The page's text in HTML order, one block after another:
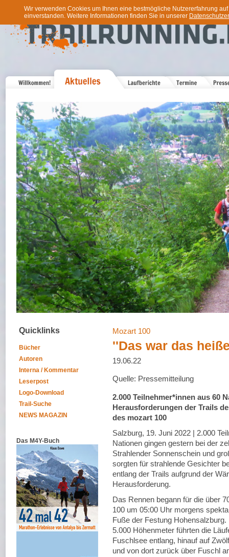
Wir verwenden Cookies um Ihnen eine bestmögliche Nutzererfahrung
einverstanden. Weitere Informationen finden Sie in unserer
Quicklinks
Bücher
Autoren
Interna / Kommentar
Leserpost
Logo-Download
Trail-Suche
NEWS MAGAZIN
Das M4Y-Buch
Mozart 100
''Das war das
19.06.22
Quelle: Pressemitteilung
2.000 Teilnehmer*innen aus 60
Herausforderungen der Trails
des mozart 100
Salzburg, 19. Juni 2022 | 2.000
Nationen gingen gestern bei der
Strahlender Sonnenschein und
sorgten für strahlende Gesichter
entlang der Trails aufgrund der
Herausforderung.
Das Rennen begann für die über
100 um 05:00 Uhr morgens
Fuße der Festung
5.000 Höhenmeter führten die
Fuschlsee entlang, hinauf auf
und von dort zurück über Fuschl